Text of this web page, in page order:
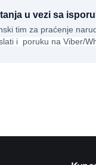
u vezi sa
tim za praćenje
i poruku na Viber/